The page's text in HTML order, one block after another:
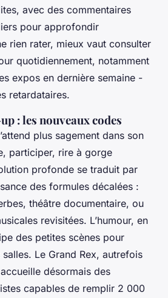
avec des commentaires
pour approfondir
rien rater, mieux vaut consulter
quotidiennement, notamment
expos en dernière semaine -
retardataires.
: les nouveaux codes
plus sagement dans son
participer, rire à gorge
profonde se traduit par
des formules décalées :
théâtre documentaire, ou
revisitées. L’humour, en
des petites scènes pour
Le Grand Rex, autrefois
désormais des
capables de remplir 2 000